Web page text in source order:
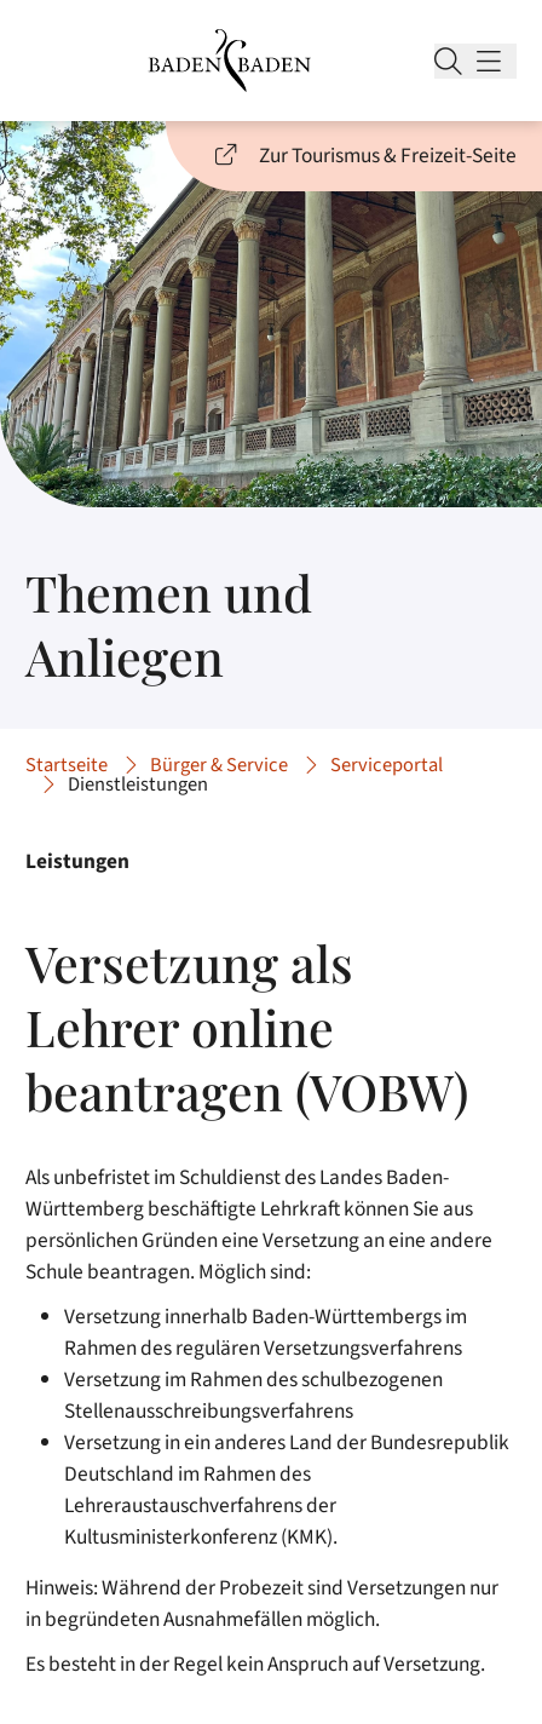
Zur Tourismus & Freizeit-Seite
Themen und
Anliegen
Startseite Bürger & Service Serviceportal
Dienstleistungen
Leistungen
Versetzung als
Lehrer online
beantragen (VOBW)
Als unbefristet im Schuldienst des Landes Baden-
Württemberg beschäftigte Lehrkraft können Sie aus
persönlichen Gründen eine Versetzung an eine andere
Schule beantragen. Möglich sind:
Versetzung innerhalb Baden-Württembergs im
Rahmen des regulären Versetzungsverfahrens
Versetzung im Rahmen des schulbezogenen
Stellenausschreibungsverfahrens
Versetzung in ein anderes Land der Bundesrepublik
Deutschland im Rahmen des
Lehreraustauschverfahrens der
Kultusministerkonferenz (KMK).
Hinweis:Während der Probezeit sind Versetzungen nur
in begründeten Ausnahmefällen möglich.
Es besteht in der Regel kein Anspruch auf Versetzung.